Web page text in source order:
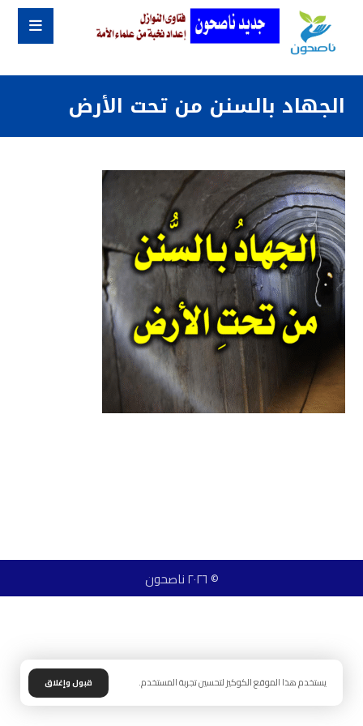
الجهاد بالسنن من تحت الأرض
© ٢٠٢٦ ناصحون
يستخدم هذا الموقع الكوكيز لتحسين تجربة المستخدم. قبول وإغلاق